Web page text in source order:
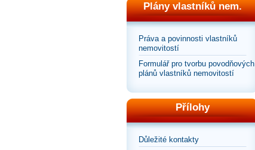
Plány vlastníků nem.
Práva a povinnosti vlastníků
nemovitostí
Formulář pro tvorbu povodňových
plánů vlastníků nemovitostí
Přílohy
Důležité kontakty